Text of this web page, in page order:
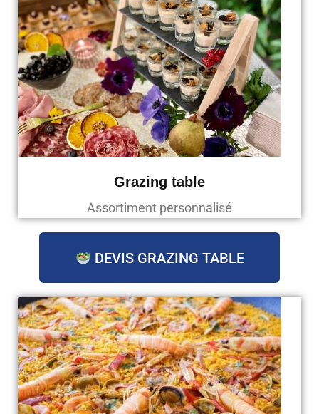
Grazing table
Assortiment personnalisé
DEVIS GRAZING TABLE